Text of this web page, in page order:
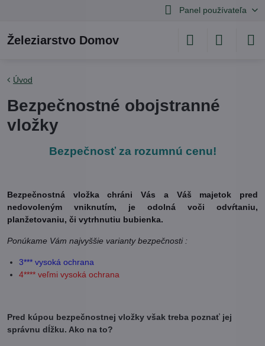
Panel používateľa
Železiarstvo Domov
Úvod
Bezpečnostné obojstranné
vložky
Bezpečnosť za rozumnú cenu!
Bezpečnostná vložka chráni Vás a Váš majetok pred
nedovoleným vniknutím, je odolná voči odvŕtaniu,
planžetovaniu, či vytrhnutiu bubienka.
Ponúkame Vám najvyššie varianty bezpečnosti :
3*** vysoká ochrana
4**** veľmi vysoká ochrana
Pred kúpou bezpečnostnej vložky však treba poznať jej
správnu dĺžku. Ako na to?